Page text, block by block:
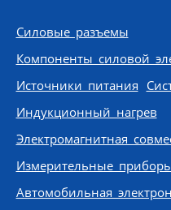
Skip to content
Силовые разъемы
Компоненты силовой
Источники питания
Индукционный нагрев
Электромагнитная
Измерительные
Автомобильная